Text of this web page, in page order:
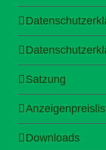
Satzung
Downloads